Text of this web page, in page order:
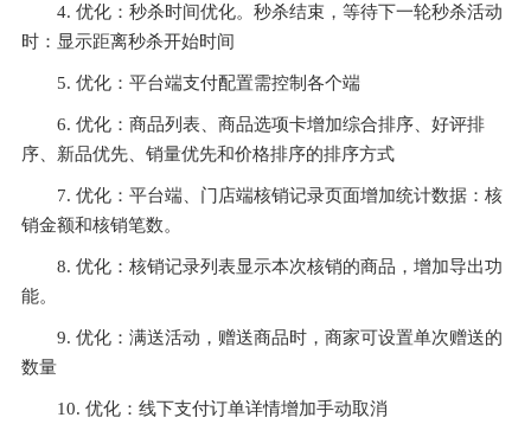
4. 优化：秒杀时间优化。秒杀结束，等待下一轮秒杀活动
时：显示距离秒杀开始时间
5. 优化：平台端支付配置需控制各个端
6. 优化：商品列表、商品选项卡增加综合排序、好评排
序、新品优先、销量优先和价格排序的排序方式
7. 优化：平台端、门店端核销记录页面增加统计数据：核
销金额和核销笔数。
8. 优化：核销记录列表显示本次核销的商品，增加导出功
能。
9. 优化：满送活动，赠送商品时，商家可设置单次赠送的
数量
10. 优化：线下支付订单详情增加手动取消